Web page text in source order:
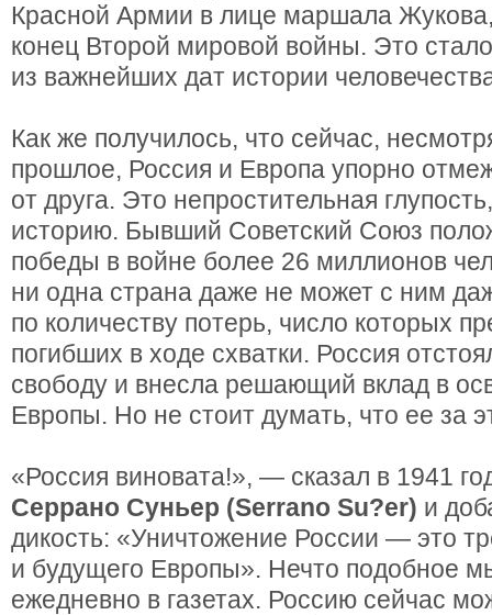
Красной Армии в лице маршала
конец Второй мировой войны. Это
из важнейших дат истории
Как же получилось, что сейчас,
прошлое, Россия и Европа упорно
от друга. Это непростительная
историю. Бывший Советский Союз
победы в войне более 26 миллионов
ни одна страна даже не может с ним
по количеству потерь, число которых
погибших в ходе схватки. Россия
свободу и внесла решающий вклад в
Европы. Но не стоит думать, что ее за
«Россия виновата!», — сказал в 1941
Серрано Суньер (Serrano Su?er) и
дикость: «Уничтожение России — это
и будущего Европы». Нечто подобное
ежедневно в газетах. Россию сейчас